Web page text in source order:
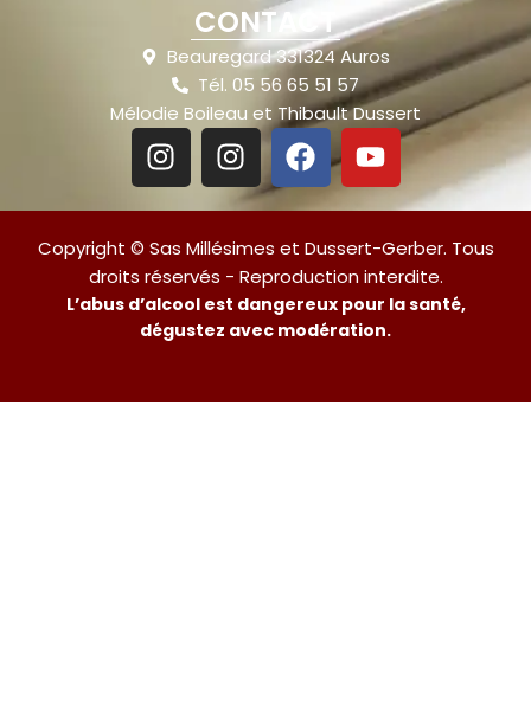
CONTACT
Beauregard 331324 Auros
Tél. 05 56 65 51 57
Mélodie Boileau et Thibault Dussert
Copyright © Sas Millésimes et Dussert-Gerber. Tous
droits réservés - Reproduction interdite.
L’abus d’alcool est dangereux pour la santé,
dégustez avec modération.